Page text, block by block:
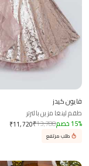
فايون كيدز
طقم لينغا مزين بالترتر
₹11,720₹13,788 15% خصم
طلب مرتفع